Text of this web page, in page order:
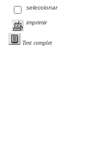
seleccionar
imprimir
Text complet